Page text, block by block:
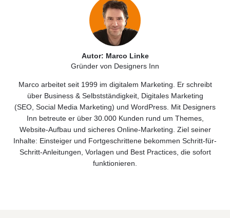
Autor: Marco Linke
Gründer von Designers Inn
Marco arbeitet seit 1999 im digitalem Marketing. Er schreibt
über Business & Selbstständigkeit, Digitales Marketing
(SEO Social Media Marketing) und WordPress . Mit Designers
Inn betreute er über 30.000 Kunden rund um Themes,
Website‑Aufbau und sicheres Online‑Marketing. Ziel seiner
Inhalte: Einsteiger und Fortgeschrittene bekommen Schritt-für-
Schritt-Anleitungen, Vorlagen und Best Practices, die sofort
funktionieren.